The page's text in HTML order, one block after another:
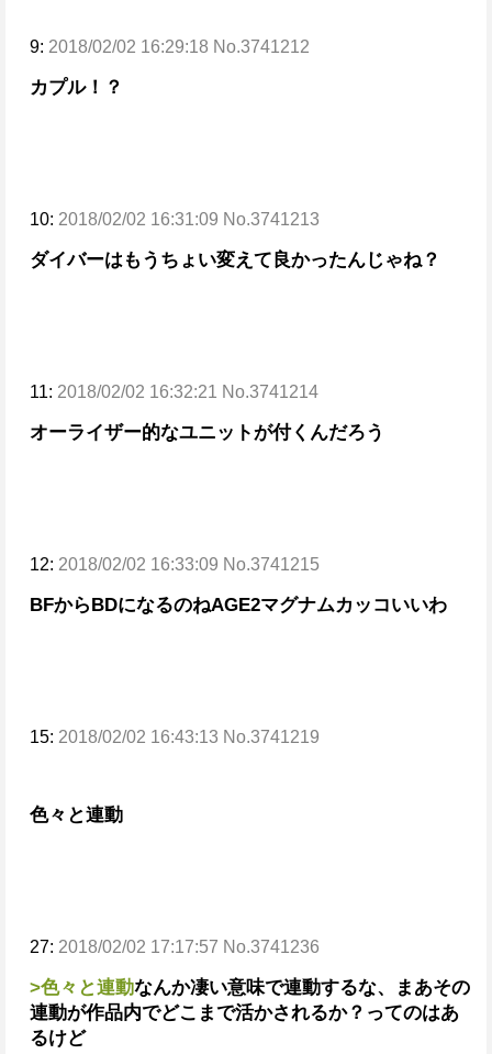
9: 2018/02/02 16:29:18 No.3741212
カプル！？
10: 2018/02/02 16:31:09 No.3741213
ダイバーはもうちょい変えて良かったんじゃね？
11: 2018/02/02 16:32:21 No.3741214
オーライザー的なユニットが付くんだろう
12: 2018/02/02 16:33:09 No.3741215
BFからBDになるのねAGE2マグナムカッコいいわ
15: 2018/02/02 16:43:13 No.3741219
色々と連動
27: 2018/02/02 17:17:57 No.3741236
>色々と連動なんか凄い意味で連動するな、まあその
連動が作品内でどこまで活かされるか？ってのはあ
るけど